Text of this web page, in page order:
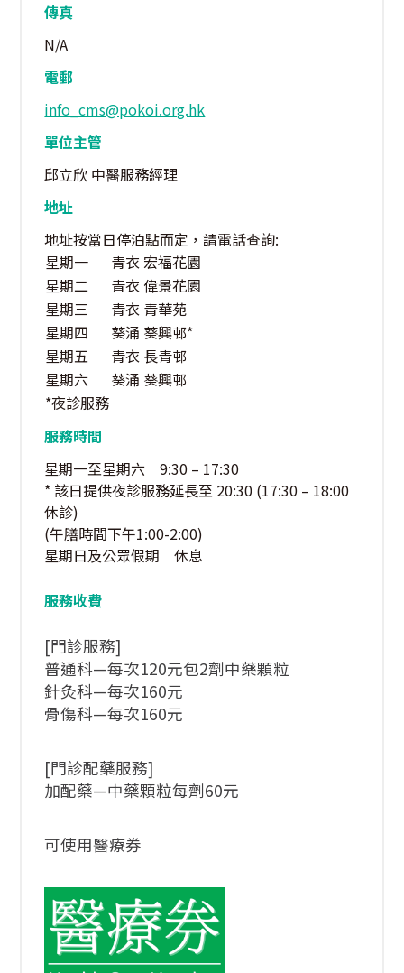
傳真
N/A
電郵
info_cms@pokoi.org.hk
單位主管
邱立欣 中醫服務經理
地址
地址按當日停泊點而定，請電話查詢:
星期一
青衣 宏福花園
星期二
青衣 偉景花園
星期三
青衣 青華苑
星期四
葵涌 葵興邨*
星期五
青衣 長青邨
星期六
葵涌 葵興邨
*夜診服務
服務時間
星期一至星期六 9:30 – 17:30
* 該日提供夜診服務延長至 20:30 (17:30 – 18:00
休診)
(午膳時間下午1:00-2:00)
星期日及公眾假期 休息
服務收費
[門診服務]
普通科—每次120元包2劑中藥顆粒
針灸科—每次160元
骨傷科—每次160元
[門診配藥服務]
加配藥—中藥顆粒每劑60元
可使用醫療券